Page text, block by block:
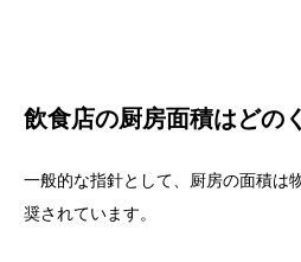
飲食店の厨房面積はどの
一般的な指針として、厨房の面積は
奨されています。